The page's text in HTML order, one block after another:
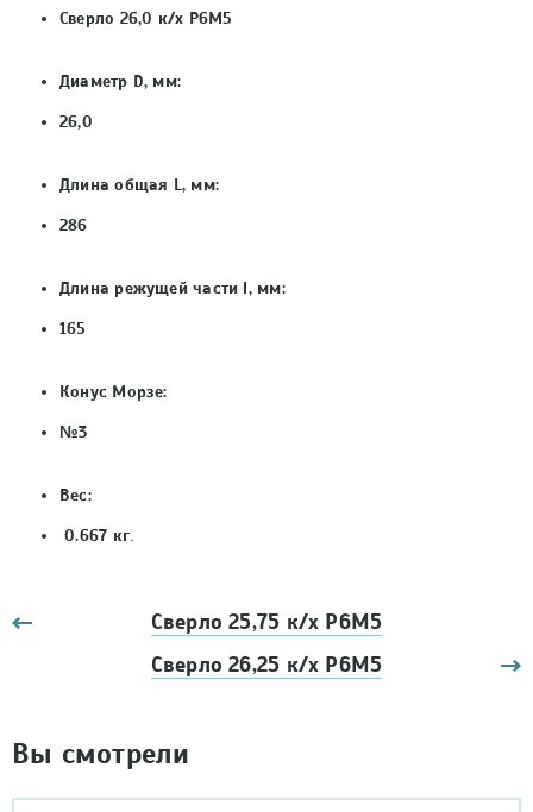
Сверло 26,0 к/х Р6М5
Диаметр D, мм:
26,0
Длина общая L, мм:
286
Длина режущей части l, мм:
165
Конус Морзе:
№3
Вес:
0.667 кг.
Сверло 25,75 к/х Р6М5
Сверло 26,25 к/х Р6М5
Вы смотрели